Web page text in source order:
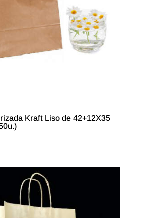
Kraft Liso de 42+12X35